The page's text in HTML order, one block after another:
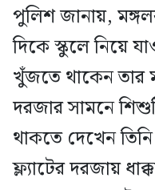
পুলিশ জানায়,
দিকে স্কুলে নিয়ে
খুঁজতে থাকেন তার
দরজার সামনে
থাকতে দেখেন
ফ্ল্যাটের দরজায়